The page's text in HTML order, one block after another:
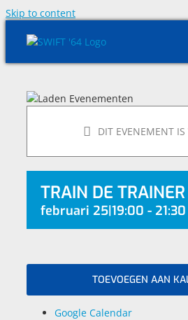
Skip to content
DIT EVENEMENT IS
TRAIN DE
februari 25|19:00 - 21:30
TOEVOEGEN AAN
Google Calendar